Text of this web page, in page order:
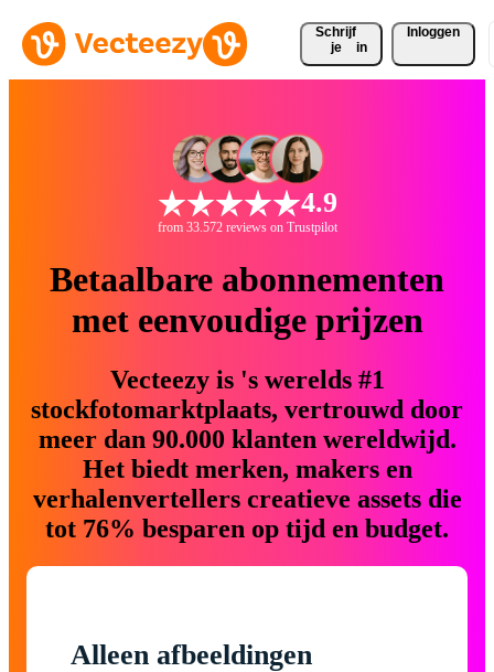
Schrijf
je
in
Inloggen
4.9
from 33.572 reviews on Trustpilot
Betaalbare abonnementen
met eenvoudige prijzen
Vecteezy is 's werelds #1
stockfotomarktplaats, vertrouwd door
meer dan 90.000 klanten wereldwijd.
Het biedt merken, makers en
verhalenvertellers creatieve assets die
tot 76% besparen op tijd en budget.
Alleen afbeeldingen